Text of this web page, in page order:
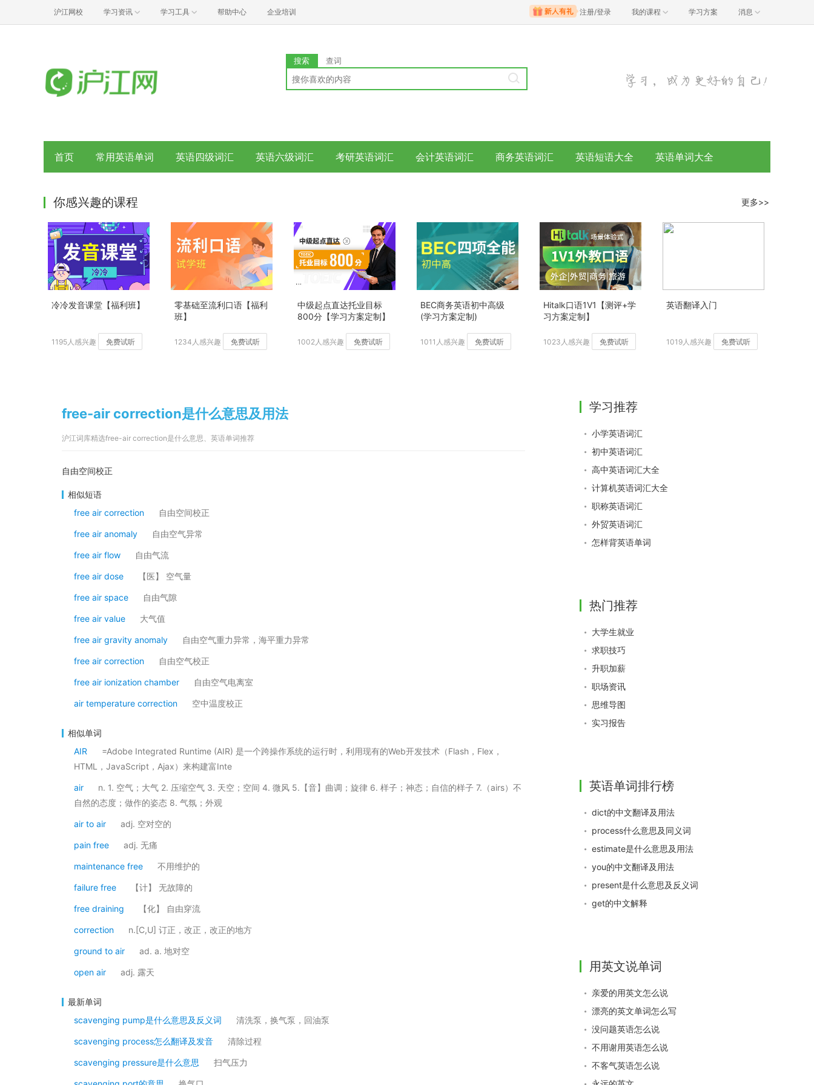
沪江网校 学习资讯 学习工具 帮助中心 企业培训 注册/登录 我的课程 学习方案 消息
搜索 查词
首页 常用英语单词 英语四级词汇 英语六级词汇 考研英语词汇 会计英语词汇 商务英语词汇 英语短语大全 英语单词大全
你感兴趣的课程 更多>>
冷冷发音课堂【福利班】
1195人感兴趣 免费试听
零基础至流利口语【福利
班】
1234人感兴趣 免费试听
中级起点直达托业目标
800分【学习方案定制】
1002人感兴趣 免费试听
BEC商务英语初中高级
(学习方案定制)
1011人感兴趣 免费试听
Hitalk口语1V1【测评+学
习方案定制】
1023人感兴趣 免费试听
英语翻译入门
1019人感兴趣 免费试听
free-air correction是什么意思及用法
沪江词库精选free-air correction是什么意思、英语单词推荐
自由空间校正
相似短语
free air correction
自由空间校正
free air anomaly 自由空气异常
free air flow 自由气流
free air dose 【医】 空气量
free air space 自由气隙
free air value 大气值
free air gravity anomaly 自由空气重力异常，海平重力异常
free air correction 自由空气校正
free air ionization chamber 自由空气电离室
air temperature correction 空中温度校正
相似单词
AIR
=Adobe Integrated Runtime (AIR) 是一个跨操作系统的运行时，利用现有的Web开发技术（Flash，Flex，
HTML，JavaScript，Ajax）来构建富Inte
air
n. 1. 空气；大气 2. 压缩空气 3. 天空；空间 4. 微风 5.【音】曲调；旋律 6. 样子；神态；自信的样子 7.（airs）不
自然的态度；做作的姿态 8. 气氛；外观
air to air adj. 空对空的
pain free adj. 无痛
maintenance free 不用维护的
failure free 【计】 无故障的
free draining 【化】 自由穿流
correction n.[C,U] 订正，改正，改正的地方
ground to air ad. a. 地对空
open air adj. 露天
最新单词
scavenging pump是什么意思及反义词
清洗泵，换气泵，回油泵
scavenging process怎么翻译及发音 清除过程
scavenging pressure是什么意思 扫气压力
学习推荐
小学英语词汇
初中英语词汇
高中英语词汇大全
计算机英语词汇大全
职称英语词汇
外贸英语词汇
怎样背英语单词
热门推荐
大学生就业
求职技巧
升职加薪
职场资讯
思维导图
实习报告
英语单词排行榜
dict的中文翻译及用法
process什么意思及同义词
estimate是什么意思及用法
you的中文翻译及用法
present是什么意思及反义词
get的中文解释
用英文说单词
亲爱的用英文怎么说
漂亮的英文单词怎么写
没问题英语怎么说
不用谢用英语怎么说
不客气英语怎么说